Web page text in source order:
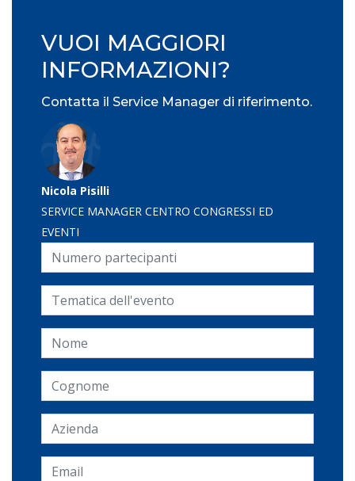
VUOI MAGGIORI
INFORMAZIONI?
Contatta il Service Manager di riferimento.
Nicola Pisilli
SERVICE MANAGER CENTRO CONGRESSI ED
EVENTI